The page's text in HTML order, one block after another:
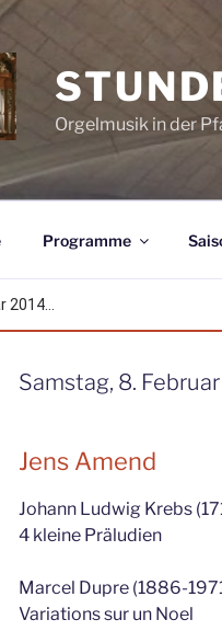
Orgelmusik in der
Programme
Samstag, 8.
Jens Amend
Johann Ludwig Krebs
4 kleine Präludien
Marcel Dupre (1886-
Variations sur un Noel